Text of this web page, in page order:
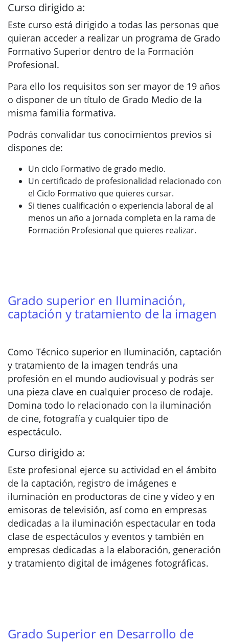
Curso dirigido a:
Este curso está dirigido a todas las personas que
quieran acceder a realizar un programa de Grado
Formativo Superior dentro de la Formación
Profesional.
Para ello los requisitos son ser mayor de 19 años
o disponer de un título de Grado Medio de la
misma familia formativa.
Podrás convalidar tus conocimientos previos si
dispones de:
Un ciclo Formativo de grado medio.
Un certificado de profesionalidad relacionado con
el Ciclo Formativo que quieres cursar.
Si tienes cualificación o experiencia laboral de al
menos un año a jornada completa en la rama de
Formación Profesional que quieres realizar.
Grado superior en Iluminación,
captación y tratamiento de la imagen
Como Técnico superior en Iluminación, captación
y tratamiento de la imagen tendrás una
profesión en el mundo audiovisual y podrás ser
una pieza clave en cualquier proceso de rodaje.
Domina todo lo relacionado con la iluminación
de cine, fotografía y cualquier tipo de
espectáculo.
Curso dirigido a:
Este profesional ejerce su actividad en el ámbito
de la captación, registro de imágenes e
iluminación en productoras de cine y vídeo y en
emisoras de televisión, así como en empresas
dedicadas a la iluminación espectacular en toda
clase de espectáculos y eventos y también en
empresas dedicadas a la elaboración, generación
y tratamiento digital de imágenes fotográficas.
Grado Superior en Desarrollo de